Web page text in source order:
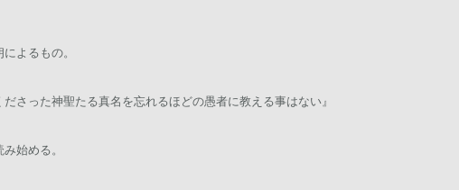
よるもの。
ださった神聖たる真名を忘れるほどの愚者に教える事はない』
始める。